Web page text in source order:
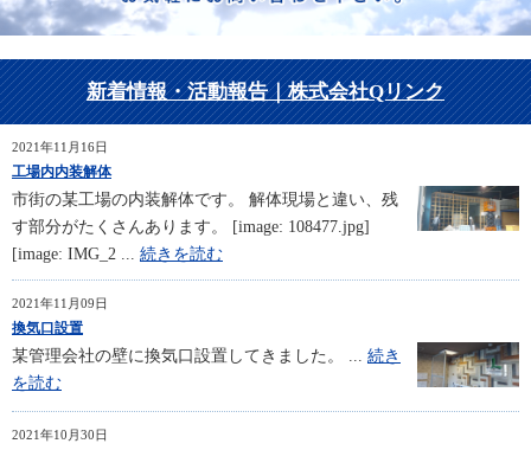
新着情報・活動報告｜株式会社Qリンク
2021年11月16日
工場内内装解体
市街の某工場の内装解体です。 解体現場と違い、残
す部分がたくさんあります。 [image: 108477.jpg]
[image: IMG_2 ... 続きを読む
2021年11月09日
換気口設置
某管理会社の壁に換気口設置してきました。 ... 続き
を読む
2021年10月30日